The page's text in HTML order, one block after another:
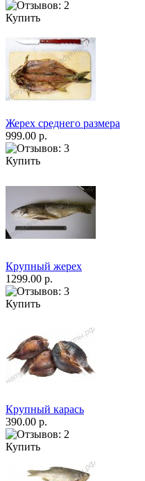
Купить
Жерех среднего размера
999.00 р.
Купить
Крупный жерех
1299.00 р.
Купить
Крупный карась
390.00 р.
Купить